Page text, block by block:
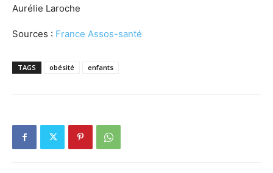
Aurélie Laroche
Sources : France Assos-santé
TAGS obésité enfants